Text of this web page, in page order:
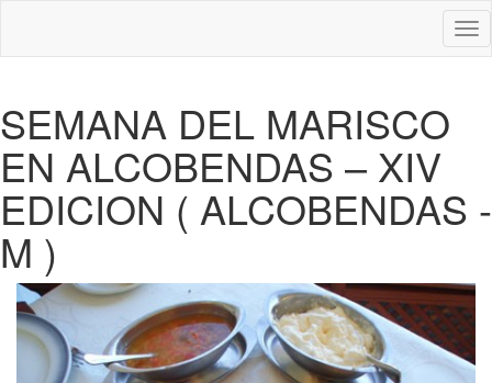
SEMANA DEL MARISCO
EN ALCOBENDAS – XIV
EDICION ( ALCOBENDAS -
M )